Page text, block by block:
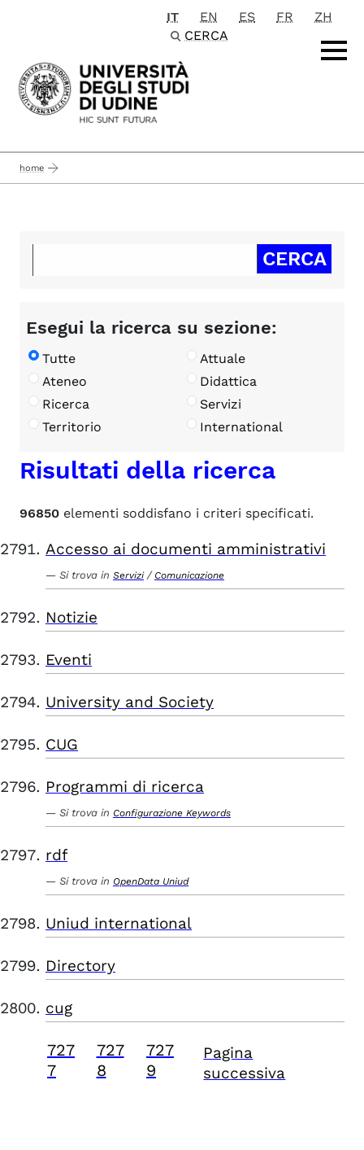
Passa al contenuto principale
IT EN ES FR
ZH
CERCA
home
Esegui la ricerca su sezione:
Tutte
Attuale
Ateneo
Didattica
Ricerca
Servizi
Territorio
International
Risultati della ricerca
96850 elementi soddisfano i criteri specificati.
Accesso ai documenti amministrativi
Si trova in Servizi / Comunicazione
Notizie
Eventi
University and Society
CUG
Programmi di ricerca
Si trova in Configurazione Keywords
rdf
Si trova in OpenData Uniud
Uniud international
Directory
cug
727
7
727
8
727
9
Pagina
successiva